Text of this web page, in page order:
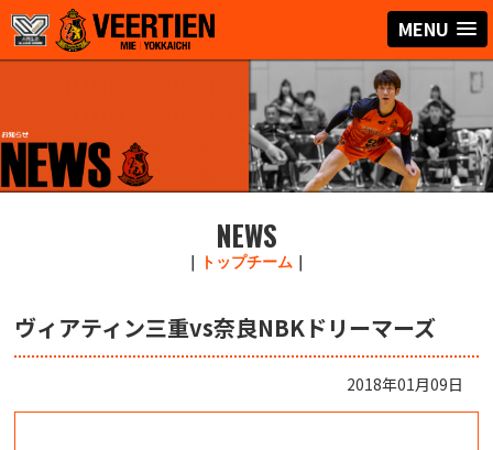
MENU
NEWS
トップチーム
ヴィアティン三重vs奈良NBKドリーマーズ
2018年01月09日